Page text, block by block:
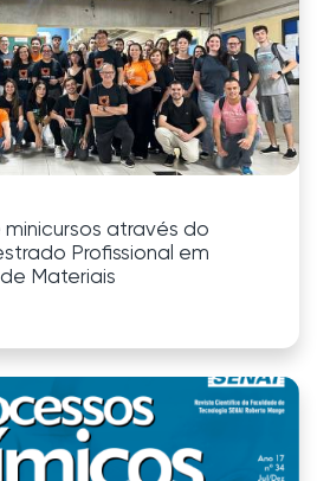
através do
Profissional em
Materiais